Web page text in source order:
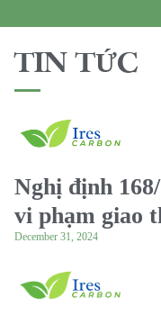
TIN TỨC
Nghị định
vi phạm giao
December 31, 2024